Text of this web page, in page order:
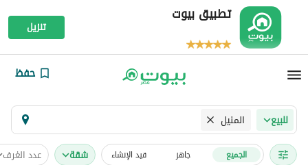
تطبيق بيوت
تنزيل
حفظ
للبيع المنيل
الجميع جاهز قيد الإنشاء شقة عدد الغرف